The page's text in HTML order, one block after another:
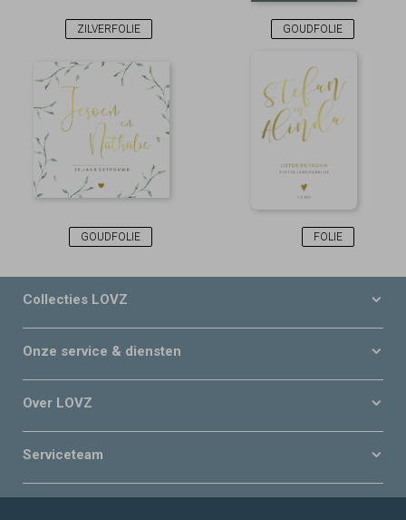
ZILVERFOLIE GOUDFOLIE
GOUDFOLIE FOLIE
Collecties LOVZ
Onze service & diensten
Over LOVZ
Serviceteam